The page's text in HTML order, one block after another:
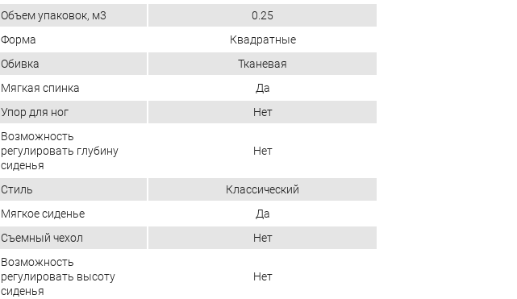
Объем упаковок, м3
0.25
Форма
Квадратные
Обивка
Тканевая
Мягкая спинка
Да
Упор для ног
Нет
Возможность
регулировать глубину
сиденья
Нет
Стиль
Классический
Мягкое сиденье
Да
Съемный чехол
Нет
Возможность
регулировать высоту
сиденья
Нет